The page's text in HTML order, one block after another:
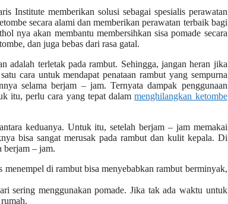
Institute memberikan solusi sebagai spesialis perawatan
secara alami dan memberikan perawatan terbaik bagi
nya akan membantu membersihkan sisa pomade secara
dan juga bebas dari rasa gatal.
adalah terletak pada rambut. Sehingga, jangan heran jika
cara untuk mendapat penataan rambut yang sempurna
selama berjam – jam. Ternyata dampak penggunaan
itu, perlu cara yang tepat dalammenghilangkan ketombe
keduanya. Untuk itu, setelah berjam – jam memakai
bisa sangat merusak pada rambut dan kulit kepala. Di
berjam – jam.
menempel di rambut bisa menyebabkan rambut berminyak,
sering menggunakan pomade. Jika tak ada waktu untuk